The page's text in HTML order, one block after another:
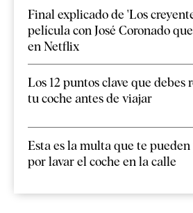
Final explicado de 'Los
película con José Coronado
en Netflix
Los 12 puntos clave que debes
tu coche antes de viajar
Esta es la multa que te
por lavar el coche en la calle